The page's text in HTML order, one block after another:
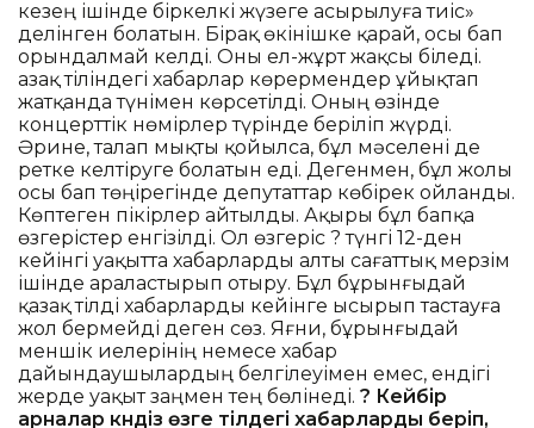
кезең ішінде біркелкі жүзеге асырылуға тиіс»
делінген болатын. Бірақ өкінішке қарай, осы бап
орындалмай келді. Оны ел-жұрт жақсы біледі.
Қазақ тіліндегі хабарлар көрермендер ұйықтап
жатқанда түнімен көрсетілді. Оның өзінде
концерттік нөмірлер түрінде беріліп жүрді.
Әрине, талап мықты қойылса, бұл мәселені де
ретке келтіруге болатын еді. Дегенмен, бұл жолы
осы бап төңірегінде депутаттар көбірек ойланды.
Көптеген пікірлер айтылды. Ақыры бұл бапқа
өзгерістер енгізілді. Ол өзгеріс ? түнгі 12-ден
кейінгі уақытта хабарларды алты сағаттық мерзім
ішінде араластырып отыру. Бұл бұрынғыдай
қазақ тілді хабарларды кейінге ысырып тастауға
жол бермейді деген сөз. Яғни, бұрынғыдай
меншік иелерінің немесе хабар
дайындаушылардың белгілеуімен емес, ендігі
жерде уақыт заңмен тең бөлінеді. ? Кейбір
арналар күндіз өзге тілдегі хабарларды беріп,